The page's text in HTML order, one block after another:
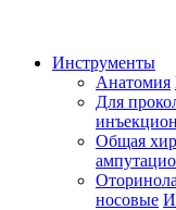
Инструменты
Анатомия
Для
Общая
носовые